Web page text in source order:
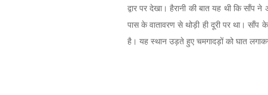
द्वार पर देखा। हैरानी की बात यह थी कि
पास के वातावरण से थोड़ी ही दूरी पर था।
है। यह स्थान उड़ते हुए चमगादड़ों को घात